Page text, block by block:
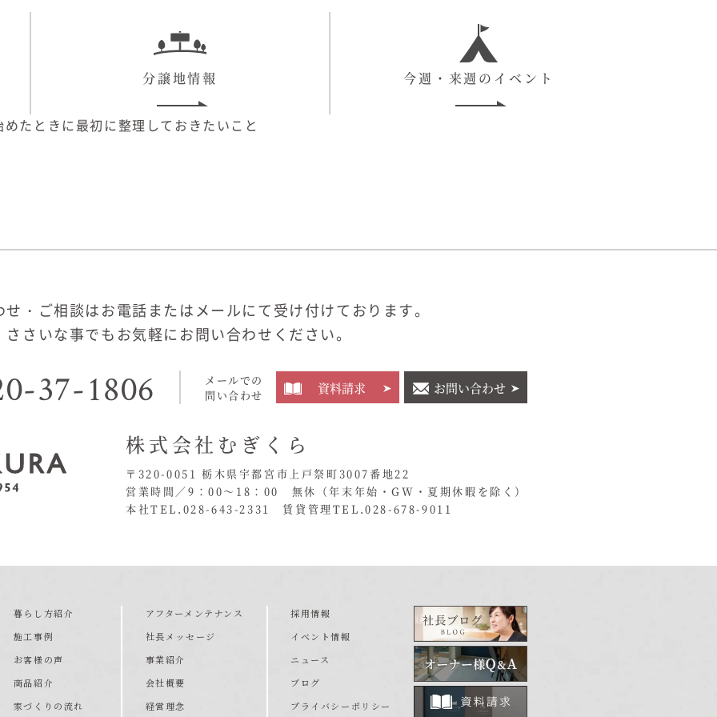
分譲地情報 今週・来週のイベント
たときに最初に整理しておきたいこと
・ご相談はお電話またはメールにて受け付けております。
ささいな事でもお気軽にお問い合わせください。
37-1806
メールでの
問い合わせ
資料請求 お問い合わせ
株式会社むぎくら
〒320-0051 栃木県宇都宮市上戸祭町3007番地22
営業時間／9：00〜18：00 無休 （年末年始・GW・夏期休暇を除く）
本社TEL.028-643-2331
賃貸管理TEL.028-678-9011
暮らし方紹介
施工事例
お客様の声
商品紹介
家づくりの流れ
アフターメンテナンス
社長メッセージ
事業紹介
会社概要
経営理念
採用情報
イベント情報
ニュース
ブログ
プライバシーポリシー